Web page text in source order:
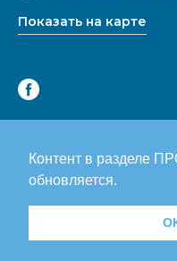
Контент в разделе
обновляется.
Показать на карте
Декларация за